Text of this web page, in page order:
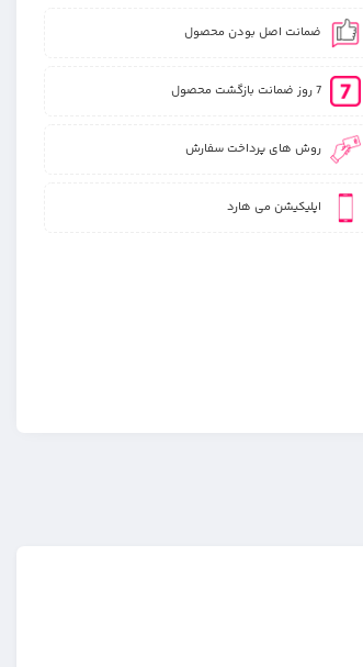
ضمانت اصل بودن محصول
7 روز ضمانت بازگشت محصول
روش های پرداخت سفارش
اپلیکیشن می هارد